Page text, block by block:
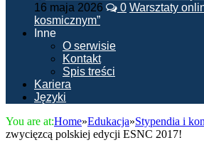
16 maja 2026 0 Warsztaty
kosmicznym”
Inne
O serwisie
Kontakt
Spis treści
Kariera
Języki
You are at:Home»Edukacja»Stypendia i
zwycięzcą polskiej edycji ESNC 2017!